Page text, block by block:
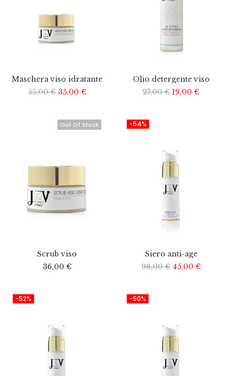
Maschera viso idratante
55,00€ 35,00 €
Olio detergente viso
27,00€ 19,00 €
Out Of Stock
Scrub viso
36,00 €
-54%
Siero anti-age
98,00€ 45,00 €
-52% -50%